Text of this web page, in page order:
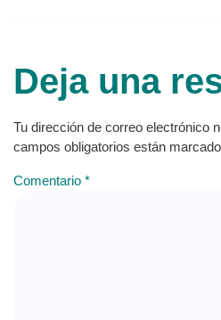
Deja una
Tu dirección de correo electrónico
campos obligatorios están
Comentario *